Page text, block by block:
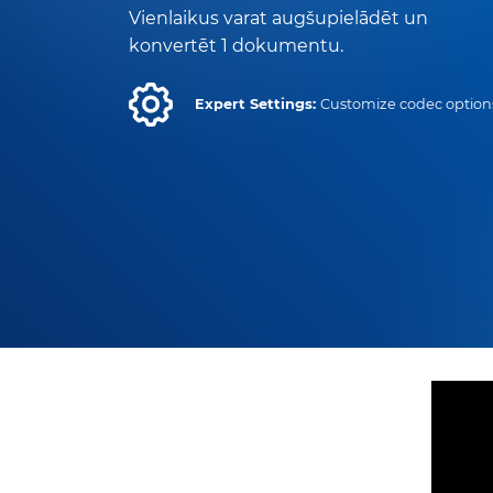
Vienlaikus varat augšupielādēt un
konvertēt 1 dokumentu.
Expert Settings: Customize codec